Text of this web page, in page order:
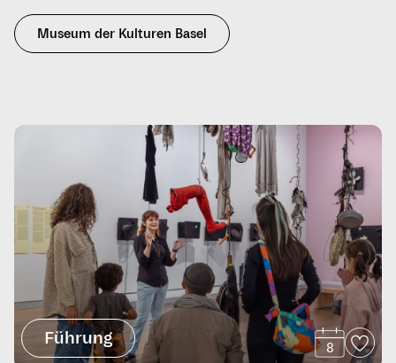
Museum der Kulturen Basel
Führung 8